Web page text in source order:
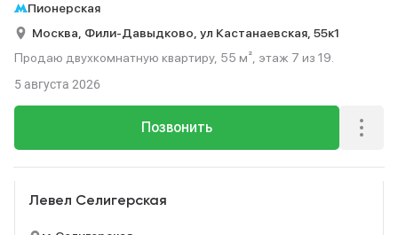
Пионерская
Москва, Фили-Давыдково, ул Кастанаевская, 55к1
Продаю двухкомнатную квартиру, 55 м², этаж 7 из 19.
Позвонить
5 августа 2026
Левел Селигерская